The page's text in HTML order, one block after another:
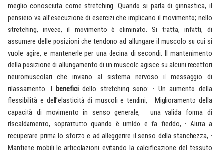
meglio conosciuta come stretching. Quando si parla di ginnastica, il
pensiero va all’esecuzione di esercizi che implicano il movimento; nello
stretching, invece, il movimento è eliminato. Si tratta, infatti, di
assumere delle posizioni che tendono ad allungare il muscolo su cui si
vuole agire, e mantenerle per una decina di secondi. Il mantenimento
della posizione di allungamento di un muscolo agisce su alcuni recettori
neuromuscolari che inviano al sistema nervoso il messaggio di
rilassamento. I
beneficidello stretching sono: · Un aumento della
flessibilità e dell’elasticità di muscoli e tendini, · Miglioramento della
capacità di movimento in senso generale, · una valida forma di
riscaldamento, soprattutto quando è umido e fa freddo, · Aiuta a
recuperare prima lo sforzo e ad alleggerire il senso della stanchezza, ·
Mantiene mobili le articolazioni evitando la calcificazione del tessuto